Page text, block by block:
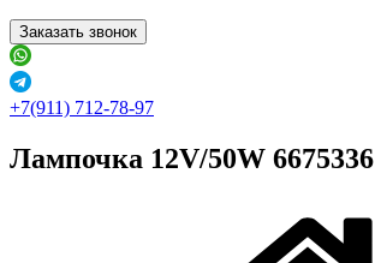
Заказать звонок
+7(911) 712-78-97
Лампочка 12V/50W 6675336